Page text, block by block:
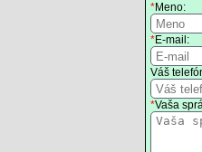
*Meno:
*E-mail:
Váš
*Vaša